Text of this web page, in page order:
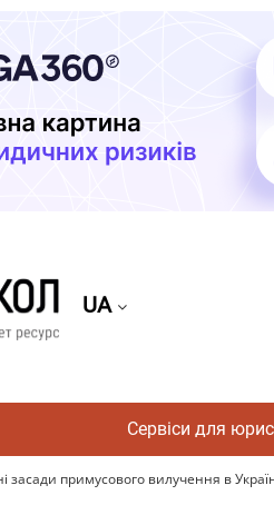
UA
Сервіси для
засади примусового вилучення в